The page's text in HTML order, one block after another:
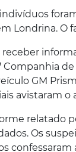
indivíduos
Londrina.
receber
Companhia
GM
avistaram
relatado
Os